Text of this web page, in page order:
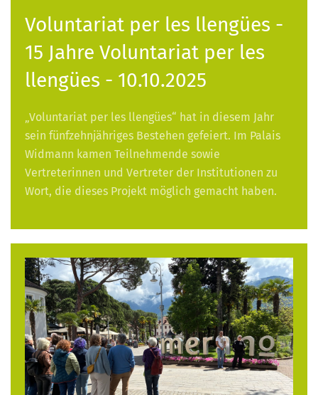
Voluntariat per les llengües -
15 Jahre Voluntariat per les
llengües - 10.10.2025
„Voluntariat per les llengües“ hat in diesem Jahr
sein fünfzehnjähriges Bestehen gefeiert. Im Palais
Widmann kamen Teilnehmende sowie
Vertreterinnen und Vertreter der Institutionen zu
Wort, die dieses Projekt möglich gemacht haben.